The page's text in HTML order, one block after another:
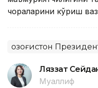
чораларини кўриш
Қозоғистон
Ляззат
Муаллиф